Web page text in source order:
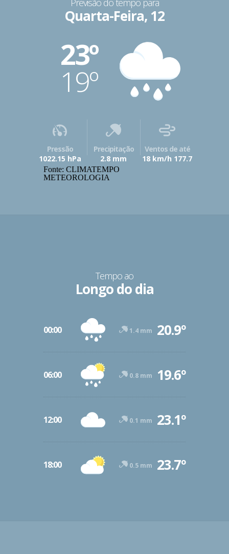
Previsão do tempo para
Quarta-Feira, 12
23º
19º
Pressão
1022.15 hPa
Precipitação
2.8 mm
Ventos de até
18 km/h 177.7
Fonte: CLIMATEMPO
METEOROLOGIA
Tempo ao
Longo do dia
00:00 1.4 mm 20.9º
06:00 0.8 mm 19.6º
12:00 0.1 mm 23.1º
18:00 0.5 mm 23.7º